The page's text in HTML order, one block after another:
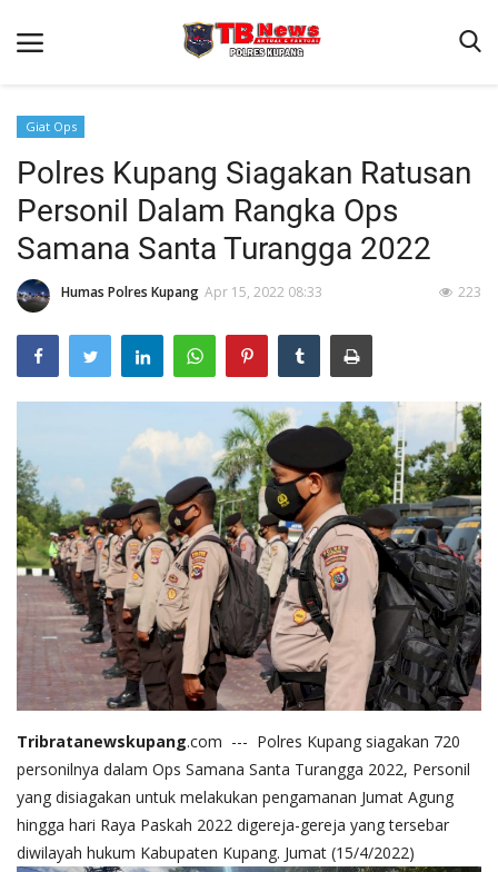
Beranda
Terms & Conditions
Reskrim
Binkam
Giat Ops
Lantas
Satwil
Giat Ops
Polres Kupang Siagakan Ratusan
Personil Dalam Rangka Ops
Samana Santa Turangga 2022
Humas Polres Kupang Apr 15, 2022 08:33 223
Tribratanewskupang.com --- Polres Kupang siagakan 720
personilnya dalam Ops Samana Santa Turangga 2022, Personil
yang disiagakan untuk melakukan pengamanan Jumat Agung
hingga hari Raya Paskah 2022 digereja-gereja yang tersebar
diwilayah hukum Kabupaten Kupang. Jumat (15/4/2022)